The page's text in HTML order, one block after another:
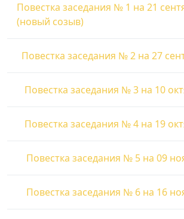
Повестка заседания № 1 на 21
(новый созыв)
Повестка заседания № 2 на 27
Повестка заседания № 3 на 10
Повестка заседания № 4 на 19
Повестка заседания № 5 на 09
Повестка заседания № 6 на 16